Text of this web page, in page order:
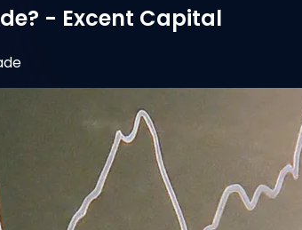
- Excent Capital